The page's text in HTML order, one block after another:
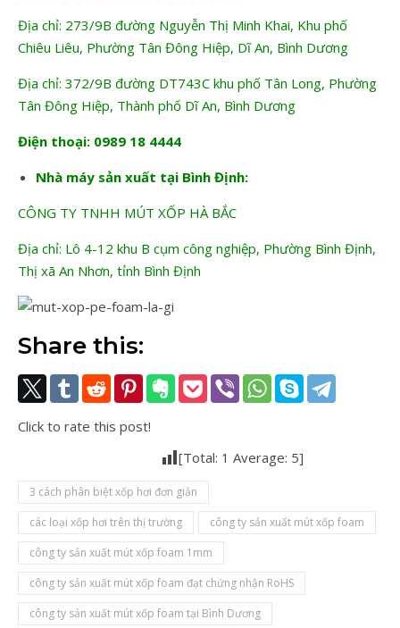
Địa chỉ: 273/9B đường Nguyễn Thị Minh Khai, Khu phố
Chiêu Liêu, Phường Tân Đông Hiệp, Dĩ An, Bình Dương
Địa chỉ: 372/9B đường DT743C khu phố Tân Long, Phường
Tân Đông Hiệp, Thành phố Dĩ An, Bình Dương
Điện thoại: 0989 18 4444
Nhà máy sản xuất tại Bình Định:
CÔNG TY TNHH MÚT XỐP HÀ BẮC
Địa chỉ: Lô 4-12 khu B cụm công nghiệp, Phường Bình Định,
Thị xã An Nhơn, tỉnh Bình Định
Share this:
Click to rate this post!
[Total: 1 Average: 5]
3 cách phân biệt xốp hơi đơn giản
các loại xốp hơi trên thị trường
công ty sản xuất mút xốp foam
công ty sản xuất mút xốp foam 1mm
công ty sản xuất mút xốp foam đạt chứng nhận RoHS
công ty sản xuất mút xốp foam tại Bình Dương